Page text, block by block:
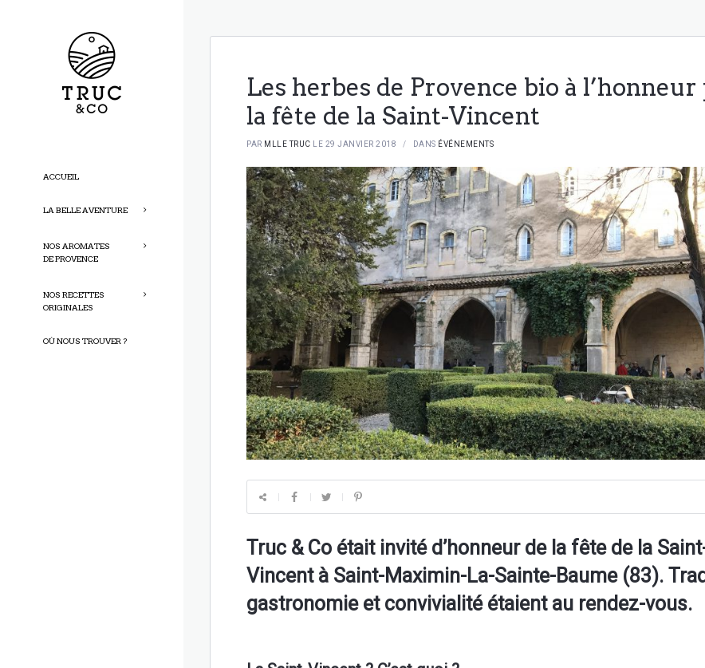
ACCUEIL
LA BELLE AVENTURE
NOS AROMATES
DE PROVENCE
NOS RECETTES
ORIGINALES
OÙ NOUS TROUVER ?
Les herbes de Provence bio à
la fête de la Saint-Vincent
PAR MLLE TRUC LE 29 JANVIER 2018 DANS ÉVÉNEMENTS
Truc & Co était invité d’honneur de la fête de la
Vincent à Saint-Maximin-La-Sainte-Baume (83).
gastronomie et convivialité étaient au rendez-vous.